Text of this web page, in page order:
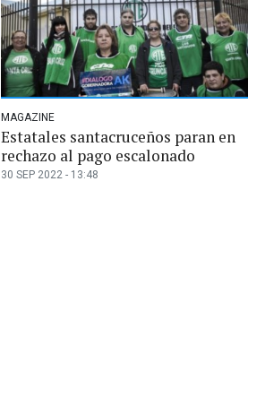
MAGAZINE
Estatales santacruceños paran en
rechazo al pago escalonado
30 SEP 2022 - 13:48